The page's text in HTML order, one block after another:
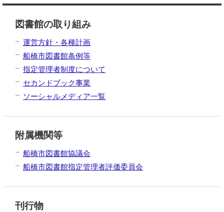
図書館の取り組み
運営方針・各種計画
船橋市図書館条例等
指定管理者制度について
セカンドブック事業
ソーシャルメディア一覧
附属機関等
船橋市図書館協議会
船橋市図書館指定管理者評価委員会
刊行物